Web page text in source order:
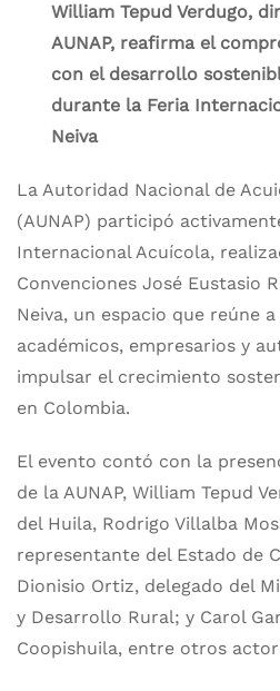
William Tepud Verdugo,
AUNAP, reafirma el
con el desarrollo
durante la Feria
Neiva
La Autoridad Nacional de
(AUNAP) participó
Internacional Acuícola,
Convenciones José Eustasio
Neiva, un espacio que reúne
académicos, empresarios y
impulsar el crecimiento
en Colombia.
El evento contó con la
de la AUNAP, William Tepud
del Huila, Rodrigo Villalba
representante del Estado de
Dionisio Ortiz, delegado del
y Desarrollo Rural; y Carol
Coopishuila, entre otros